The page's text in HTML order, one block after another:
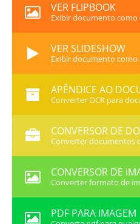
VER FLIPBOOK
Exibir documento como
VER SLIDESHOW
Exibir documento como
APÊNDICE AO
Converter OCR para
CONVERSOR DE
Converter documentos
CONVERSOR DE
Converter formato de
PDF PARA IMAGEM